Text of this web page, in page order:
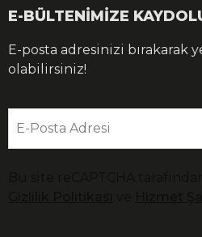
E-BÜLTENİMİZE
E-posta adresinizi bırakarak
olabilirsiniz!
E-Posta Adresi